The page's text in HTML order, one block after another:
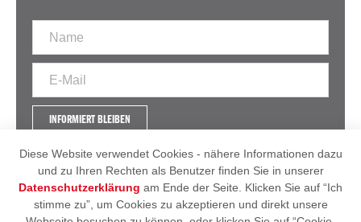
INFORMIERT BLEIBEN
IMPRESSUM
AGB
DATENSCHUTZERKLÄRUNG
Diese Website verwendet Cookies - nähere Informationen dazu
und zu Ihren Rechten als Benutzer finden Sie in unserer
Datenschutzerklärung am Ende der Seite. Klicken Sie auf “Ich
stimme zu”, um Cookies zu akzeptieren und direkt unsere